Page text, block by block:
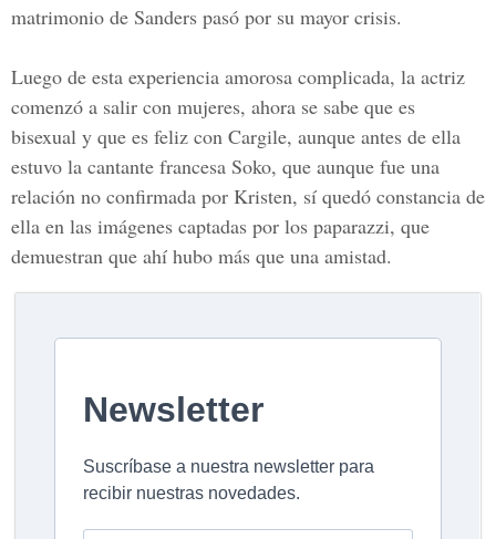
matrimonio de Sanders pasó por su mayor crisis.
Luego de esta experiencia amorosa complicada, la actriz
comenzó a salir con mujeres, ahora se sabe que es
bisexual y que es feliz con Cargile, aunque antes de ella
estuvo la cantante francesa Soko, que aunque fue una
relación no confirmada por Kristen, sí quedó constancia de
ella en las imágenes captadas por los paparazzi, que
demuestran que ahí hubo más que una amistad.